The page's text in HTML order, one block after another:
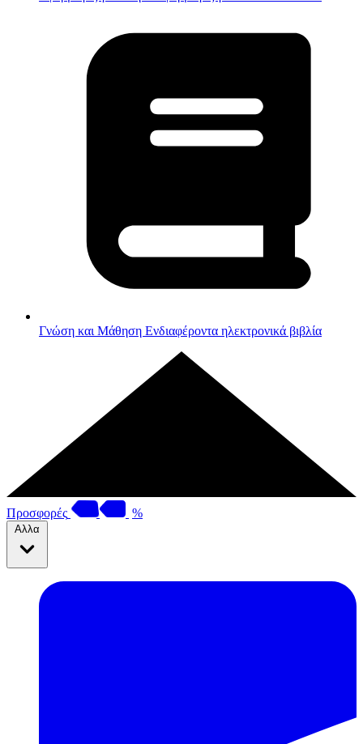
Γνώση και Μάθηση Ενδιαφέροντα ηλεκτρονικά βιβλία
Προσφορές %
Αλλα